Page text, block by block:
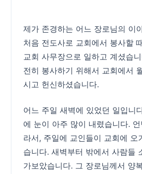
제가 존경하는 어느 장로님의 이
처음 전도사로 교회에서 봉사할
교회 사무장으로 일하고 계셨습
전히 봉사하기 위해서 교회에서
시고 헌신하셨습니다.
어느 주일 새벽에 있었던 일입니
에 눈이 아주 많이 내렸습니다.
라서, 주일에 교인들이 교회에 오
습니다. 새벽부터 밖에서 사람들
가보았습니다. 그 장로님께서 양